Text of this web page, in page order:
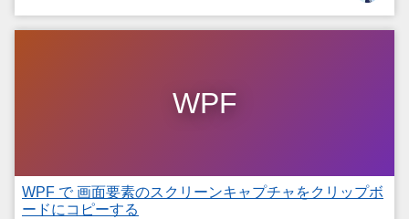
WPF
WPF で 画面要素のスクリーンキャプチャをクリップボ
ードにコピーする